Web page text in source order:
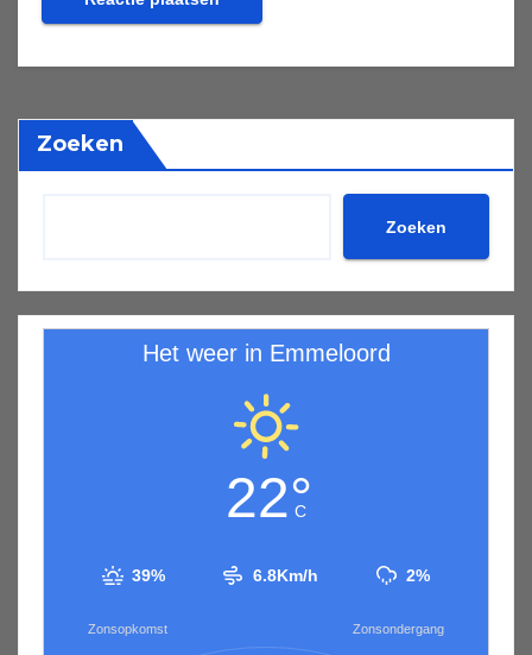
Zoeken
Zoeken
Het weer in Emmeloord
22°
C
39% 6.8Km/h 2%
Zonsopkomst Zonsondergang